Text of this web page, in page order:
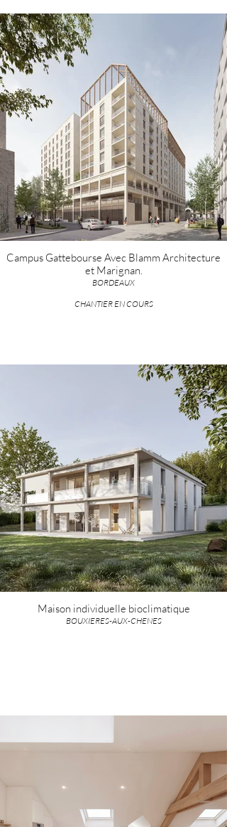
Campus Gattebourse Avec Blamm Architecture
et Marignan.
BORDEAUX
CHANTIER EN COURS
Maison individuelle bioclimatique
BOUXIERES-AUX-CHENES